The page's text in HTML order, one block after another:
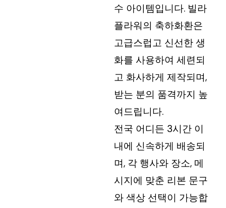
수 아이템입니다. 빌라
플라워의 축하화환은
고급스럽고 신선한 생
화를 사용하여 세련되
고 화사하게 제작되며,
받는 분의 품격까지 높
여드립니다.
전국 어디든 3시간 이
내에 신속하게 배송되
며, 각 행사와 장소, 메
시지에 맞춘 리본 문구
와 색상 선택이 가능합